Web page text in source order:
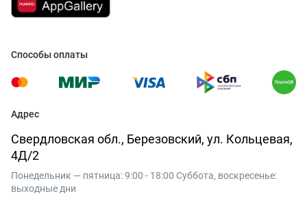
Способы оплаты
Адрес
Свердловская обл., Березовский, ул. Кольцевая,
4Д/2
Понедельник — пятница: 9:00 - 18:00 Суббота, воскресенье:
выходные дни